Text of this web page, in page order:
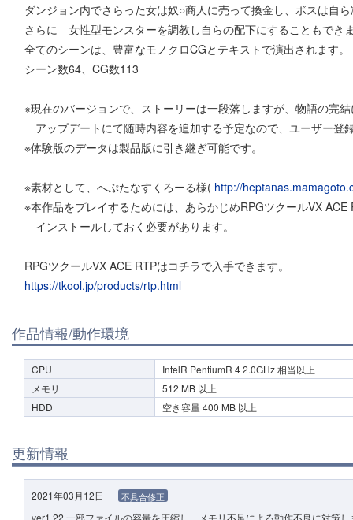
ダンジョン内でさらった女は奴○商人に売って換金し、ボスは自
さらに 女性型モンスターを調教し自らの配下にすることもでき
全てのシーンは、豊富なモノクロCGとテキストで演出されます。
シーン数64、CG数113
※現在のバージョンで、ストーリーは一段落しますが、物語の完
アップデートにて随時内容を追加する予定なので、ユーザー登
※体験版のデータは製品版に引き継ぎ可能です。
※素材として、へぷたなすくろーる様( http://
※本作品をプレイするためには、あらかじめRPGツクールVX ACE
インストールしておく必要があります。
RPGツクールVX ACE RTPはコチラで入手できます。
https://tkool.jp/products/rtp.html
作品情報/動作環境
CPU
IntelR PentiumR 4 2.0GHz 相当以上
メモリ
512 MB 以上
HDD
空き容量 400 MB 以上
更新情報
2021年03月12日 不具合修正
ver1.22 一部ファイルの容量を圧縮し、メモリ不足による動作不良に対策し